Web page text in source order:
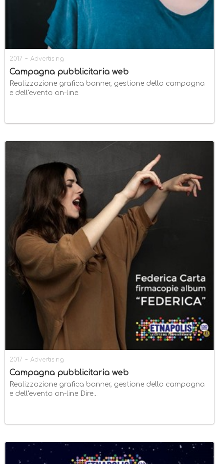
2017 - Advertising
Campagna pubblicitaria web
Realizzazione grafica banner, gestione della campagna
e dell'evento on-line.
2017 - Advertising
Campagna pubblicitaria web
Realizzazione grafica banner, gestione della campagna
e dell'evento on-line Dire...